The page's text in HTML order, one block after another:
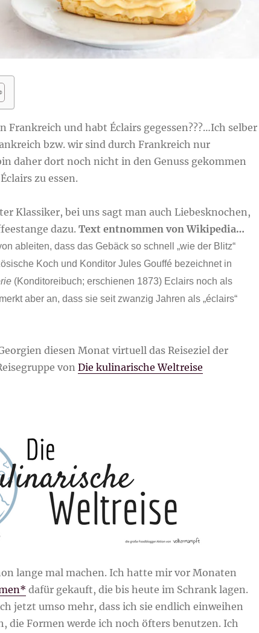
Frankreich und habt Éclairs gegessen???…Ich selber
bzw. wir sind durch Frankreich nur
daher dort noch nicht in den Genuss gekommen
zu essen.
Klassiker, bei uns sagt man auch Liebesknochen,
dazu. Text entnommen von Wikipedia…
ableiten, dass das Gebäck so schnell „wie der Blitz“
Koch und Konditor Jules Gouffé bezeichnet in
(Konditoreibuch; erschienen 1873) Eclairs noch als
aber an, dass sie seit zwanzig Jahren als „éclairs“
diesen Monat virtuell das Reiseziel der
von Die kulinarische Weltreise
lange mal machen. Ich hatte mir vor Monaten
dafür gekauft, die bis heute im Schrank lagen.
jetzt umso mehr, dass ich sie endlich einweihen
die Formen werde ich noch öfters benutzen. Ich